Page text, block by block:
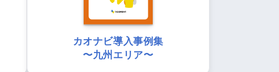
カオナビ導入事例集
〜九州エリア〜